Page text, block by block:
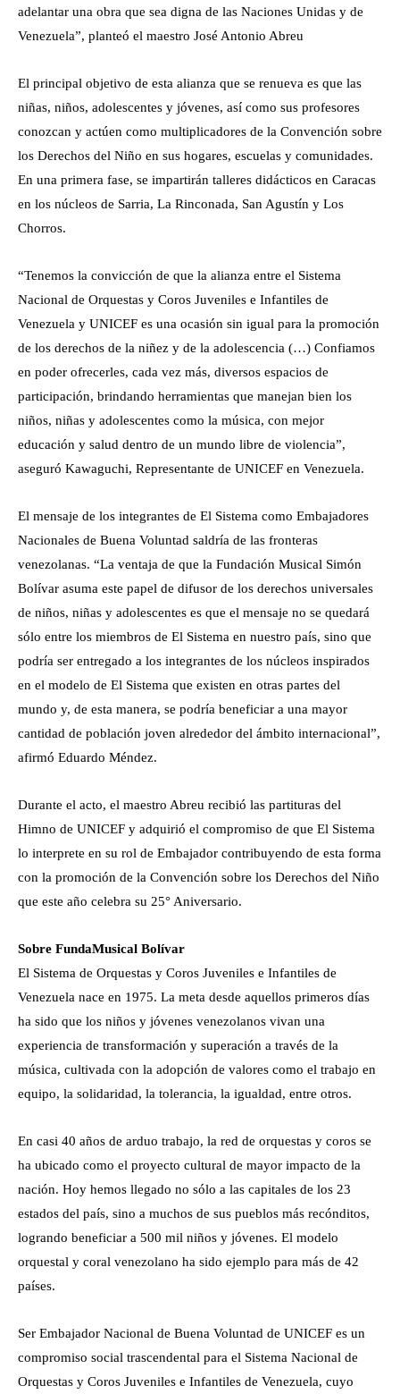
adelantar una obra que sea digna de las Naciones Unidas y de
Venezuela”, planteó el maestro José Antonio Abreu
El principal objetivo de esta alianza que se renueva es que las
niñas, niños, adolescentes y jóvenes, así como sus profesores
conozcan y actúen como multiplicadores de la Convención sobre
los Derechos del Niño en sus hogares, escuelas y comunidades.
En una primera fase, se impartirán talleres didácticos en Caracas
en los núcleos de Sarria, La Rinconada, San Agustín y Los
Chorros.
“Tenemos la convicción de que la alianza entre el Sistema
Nacional de Orquestas y Coros Juveniles e Infantiles de
Venezuela y UNICEF es una ocasión sin igual para la promoción
de los derechos de la niñez y de la adolescencia (…) Confiamos
en poder ofrecerles, cada vez más, diversos espacios de
participación, brindando herramientas que manejan bien los
niños, niñas y adolescentes como la música, con mejor
educación y salud dentro de un mundo libre de violencia”,
aseguró Kawaguchi, Representante de UNICEF en Venezuela.
El mensaje de los integrantes de El Sistema como Embajadores
Nacionales de Buena Voluntad saldría de las fronteras
venezolanas. “La ventaja de que la Fundación Musical Simón
Bolívar asuma este papel de difusor de los derechos universales
de niños, niñas y adolescentes es que el mensaje no se quedará
sólo entre los miembros de El Sistema en nuestro país, sino que
podría ser entregado a los integrantes de los núcleos inspirados
en el modelo de El Sistema que existen en otras partes del
mundo y, de esta manera, se podría beneficiar a una mayor
cantidad de población joven alrededor del ámbito internacional”,
afirmó Eduardo Méndez.
Durante el acto, el maestro Abreu recibió las partituras del
Himno de UNICEF y adquirió el compromiso de que El Sistema
lo interprete en su rol de Embajador contribuyendo de esta forma
con la promoción de la Convención sobre los Derechos del Niño
que este año celebra su 25° Aniversario.
Sobre FundaMusical Bolívar
El Sistema de Orquestas y Coros Juveniles e Infantiles de
Venezuela nace en 1975. La meta desde aquellos primeros días
ha sido que los niños y jóvenes venezolanos vivan una
experiencia de transformación y superación a través de la
música, cultivada con la adopción de valores como el trabajo en
equipo, la solidaridad, la tolerancia, la igualdad, entre otros.
En casi 40 años de arduo trabajo, la red de orquestas y coros se
ha ubicado como el proyecto cultural de mayor impacto de la
nación. Hoy hemos llegado no sólo a las capitales de los 23
estados del país, sino a muchos de sus pueblos más recónditos,
logrando beneficiar a 500 mil niños y jóvenes. El modelo
orquestal y coral venezolano ha sido ejemplo para más de 42
países.
Ser Embajador Nacional de Buena Voluntad de UNICEF es un
compromiso social trascendental para el Sistema Nacional de
Orquestas y Coros Juveniles e Infantiles de Venezuela, cuyo